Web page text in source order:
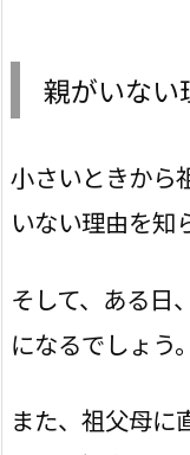
親がいない
小さいときから
いない理由を知
そして、ある日
になるでしょう。
また、祖父母に